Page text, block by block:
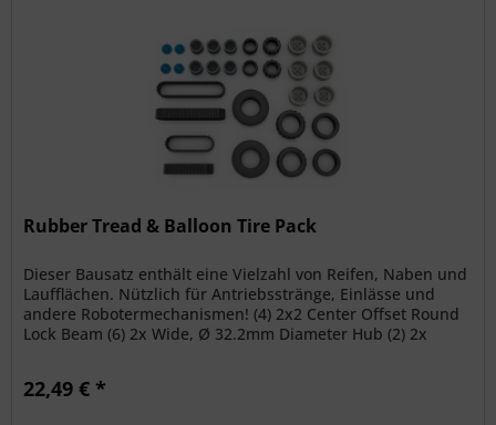
Rubber Tread & Balloon Tire Pack
Dieser Bausatz enthält eine Vielzahl von Reifen, Naben und
Laufflächen. Nützlich für Antriebsstränge, Einlässe und
andere Robotermechanismen! (4) 2x2 Center Offset Round
Lock Beam (6) 2x Wide, Ø 32.2mm Diameter Hub (2) 2x
22,49 € *